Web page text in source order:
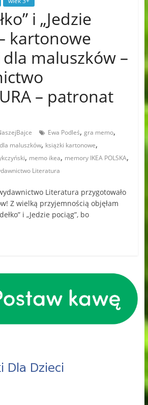
i „Jedzie
kartonowe
maluszków –
– patronat
Ewa Podleś, gra memo,
maluszków, książki kartonowe,
, memo ikea, memory IKEA POLSKA,
Literatura
Literatura przygotowało
Z wielką przyjemnością objęłam
i „Jedzie pociąg”, bo